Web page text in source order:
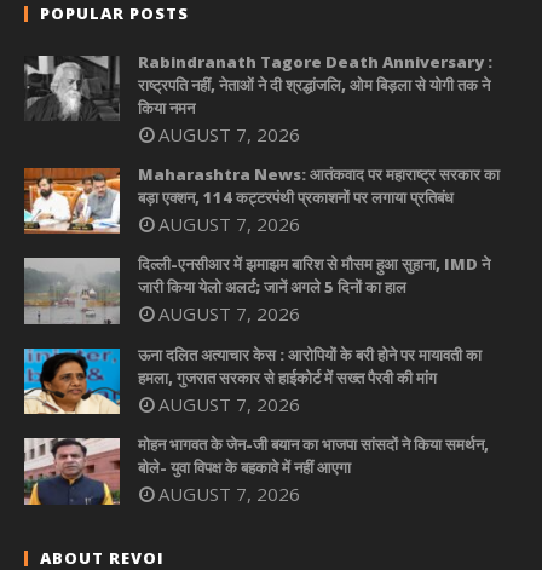
POPULAR POSTS
Rabindranath Tagore Death Anniversary :
राष्ट्रपति नहीं, नेताओं ने दी श्रद्धांजलि, ओम बिड़ला से योगी तक ने
किया नमन
AUGUST 7, 2026
Maharashtra News: आतंकवाद पर महाराष्ट्र सरकार का
बड़ा एक्शन, 114 कट्टरपंथी प्रकाशनों पर लगाया प्रतिबंध
AUGUST 7, 2026
दिल्ली-एनसीआर में झमाझम बारिश से मौसम हुआ सुहाना, IMD ने
जारी किया येलो अलर्ट; जानें अगले 5 दिनों का हाल
AUGUST 7, 2026
ऊना दलित अत्याचार केस : आरोपियों के बरी होने पर मायावती का
हमला, गुजरात सरकार से हाईकोर्ट में सख्त पैरवी की मांग
AUGUST 7, 2026
मोहन भागवत के जेन-जी बयान का भाजपा सांसदों ने किया समर्थन,
बोले- युवा विपक्ष के बहकावे में नहीं आएगा
AUGUST 7, 2026
ABOUT REVOI